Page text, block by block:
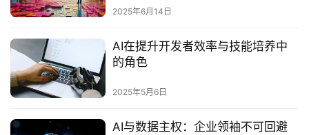
2025年6月14日
AI在提升开发者效率与技能培养中
的角色
2025年5月6日
AI与数据主权：企业领袖不可回避